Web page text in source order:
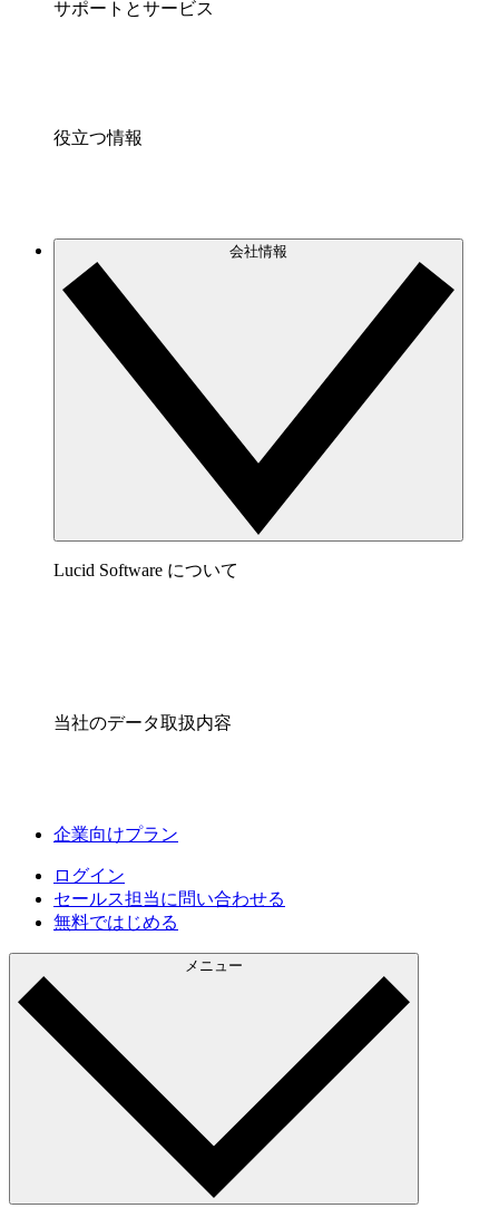
サポートとサービス
役立つ情報
会社情報
Lucid Software について
当社のデータ取扱内容
企業向けプラン
ログイン
セールス担当に問い合わせる
無料ではじめる
メニュー